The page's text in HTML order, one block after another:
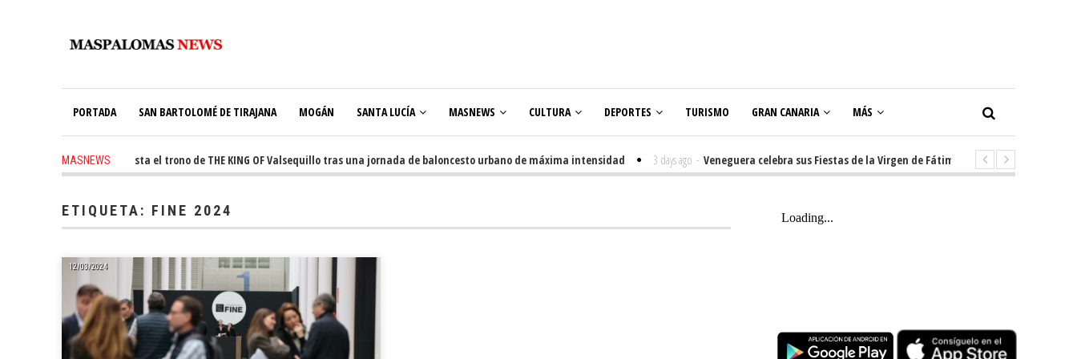
PORTADA SAN BARTOLOMÉ DE TIRAJANA MOGÁN SANTA LUCÍA MASNEWS CULTURA DEPORTES TURISMO GRAN CANARIA MÁS
MASNEWS
Ale Martín conquista el trono de THE KING OF Valsequillo tras una jornada de baloncesto urbano de máxima intensidad 3 days ago - Veneguera celebra sus Fiestas de la Virgen de Fátima con diez días de tradición,
ETIQUETA: FINE 2024
12/03/2024